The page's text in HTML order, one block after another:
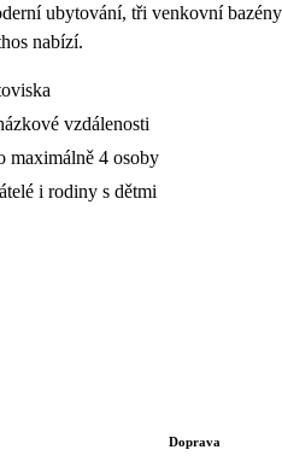
ubytování, tři venkovní
nabízí.
vzdálenosti
maximálně 4 osoby
i rodiny s dětmi
Doprava